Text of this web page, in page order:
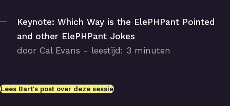
Keynote: Which Way is the ElePHPant Pointed
and other ElePHPant Jokes
door Cal Evans - leestijd: 3 minuten
Lees Bart's post over deze sessie